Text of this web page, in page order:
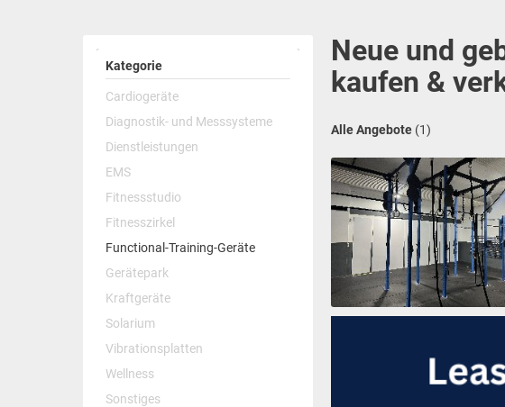
Kategorie
Cardiogeräte
Diagnostik- und Messsysteme
Dienstleistungen
EMS
Fitnessstudio
Fitnesszirkel
Functional-Training-Geräte
Gerätepark
Kraftgeräte
Solarium
Vibrationsplatten
Wellness
Sonstiges
Neue und
kaufen &
Alle Angebote (1)